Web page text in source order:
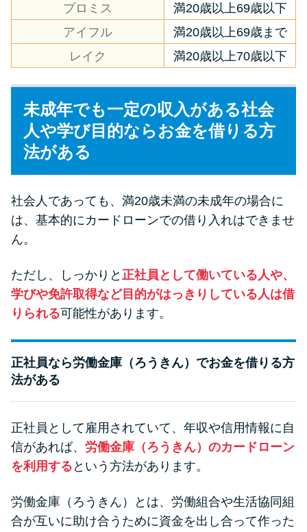
方法はどれ？
年収が低い＆他社借入があると
落ちる？バンクイックの口コミ
を分析
みずほ銀行カードローンの問い
プロミス
満20歳以上69歳以下
アイフル
満20歳以上69歳まで
レイク
満20歳以上70歳以下
未成年でも一定の収入がある社会
人や学び目的ならお金を借りる方
法がある
社会人であっても、満20歳未満の未成年の場合に
は、基本的にカードローンでの借り入れはできませ
ん。
ただし、しっかりと 正社員として働いている人や、
学びや免許取得など目的がはっきりしている人は借
りられる可能性があります。
正社員なら労働金庫（ろうきん）でお金を借りる方
法がある
正社員として雇用されていて、年収や信用情報に自
信があれば、 労働金庫（ろうきん）のカードローン
を利用する という方法があります。
労働金庫（ろうきん）とは、労働組合や生活協同組
合が互いに助け合うために資金を出し合って作った